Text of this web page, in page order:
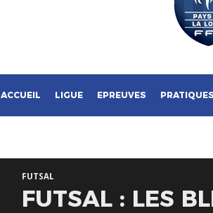
ACCUEIL LIGUE EPREUVES PRATIQUES
FUTSAL
FUTSAL : LES